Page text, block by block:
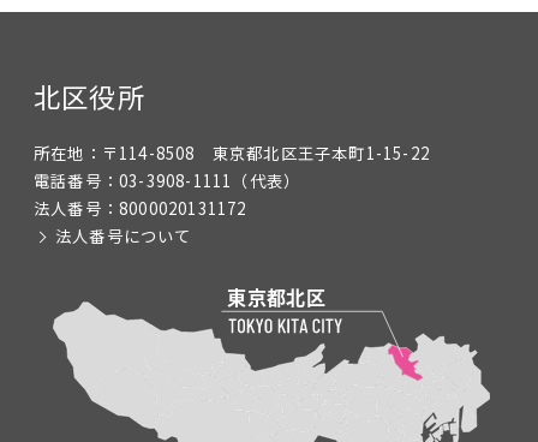
北区役所
所在地： 〒114-8508 東京都北区王子本町1-15-22
電話番号： 03-3908-1111 （代表）
法人番号： 8000020131172
法人番号について